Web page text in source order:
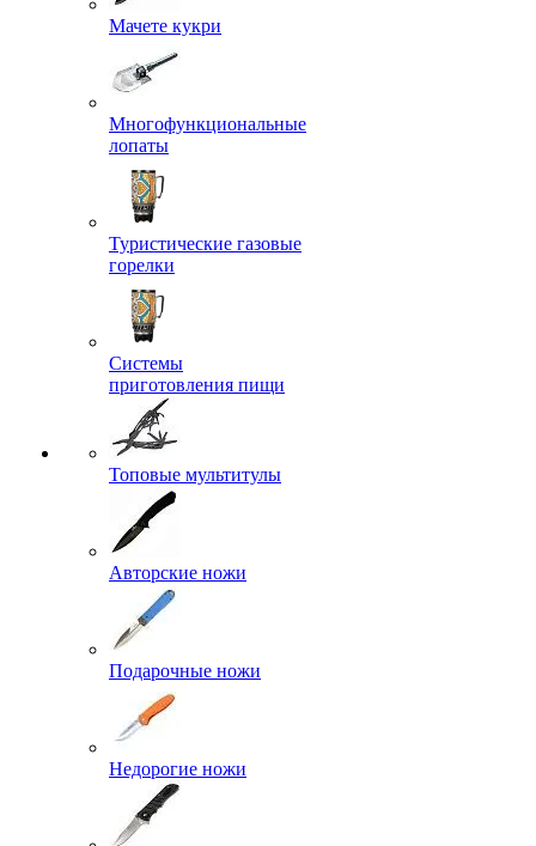
Мачете кукри
Многофункциональные
лопаты
Туристические газовые
горелки
Системы
приготовления пищи
Топовые мультитулы
Авторские ножи
Подарочные ножи
Недорогие ножи